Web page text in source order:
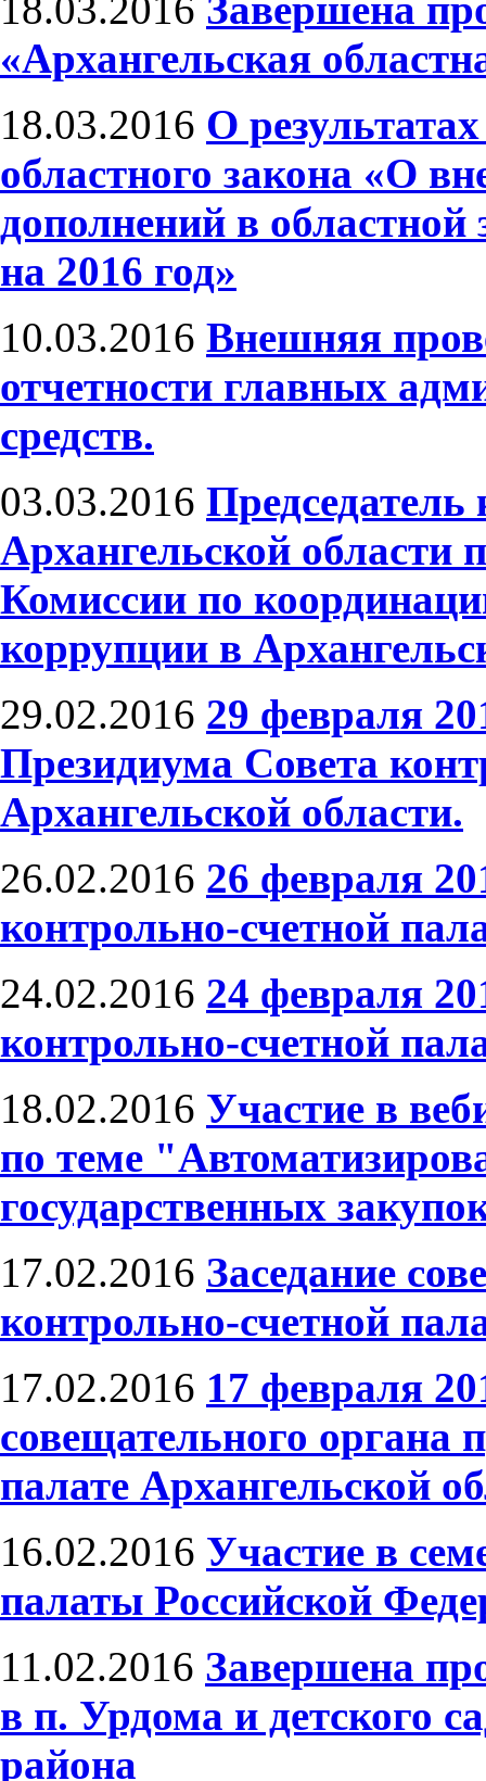
«Архангельская
18.03.2016 О
областного закона «О
дополнений в
на 2016 год»
10.03.2016 Внешняя
отчетности главных
средств.
03.03.2016
Архангельской области
Комиссии по
коррупции в
29.02.2016 29 февраля
Президиума Совета
Архангельской области.
26.02.2016 26 февраля
контрольно-счетной
24.02.2016 24 февраля
контрольно-счетной
18.02.2016 Участие в
по теме
государственных
17.02.2016 Заседание
контрольно-счетной
17.02.2016 17 февраля
совещательного органа
палате Архангельской
16.02.2016 Участие в
палаты Российской
11.02.2016 Завершена
в п. Урдома и детского
района